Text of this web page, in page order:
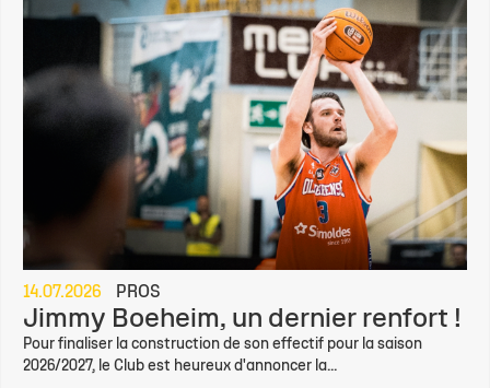
14.07.2026 PROS
Jimmy Boeheim, un dernier renfort !
Pour finaliser la construction de son effectif pour la saison
2026/2027, le Club est heureux d'annoncer la...